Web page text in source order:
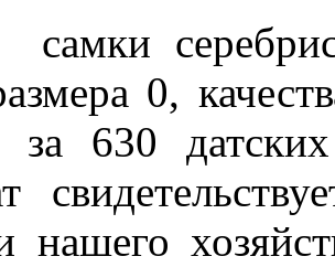
0,
за 630
нашего